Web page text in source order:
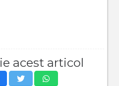
acest articol